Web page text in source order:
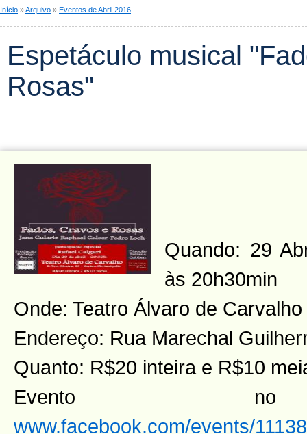
Início »Arquivo » Eventos de Abril 2016
Espetáculo musical
Rosas"
Quando: 29
às 20h30min
Onde: Teatro Álvaro de
Endereço: Rua Marechal
Quanto: R$20 inteira e R$10
Evento
www.facebook.com/events/